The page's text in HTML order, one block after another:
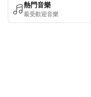
熱門音樂
最受歡迎音樂